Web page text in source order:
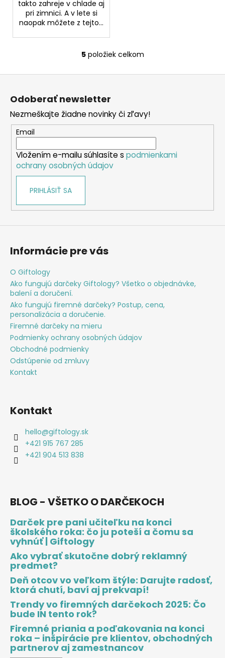
takto zahreje v chlade aj
pri zimnici. A v lete si
naopak môžete z tejto...
O
v
a
c
i
e
p
r
v
ý
5položiek celkom
Z
Odoberať newsletter
Nezmeškajte žiadne novinky či zľavy!
Email
Vložením e-mailu súhlasíte s podmienkami
ochrany osobných údajov
PRIHLÁSIŤ SA
Informácie pre vás
O Giftology
Ako fungujú darčeky Giftology? Všetko o objednávke,
balení a doručení.
Ako fungujú firemné darčeky? Postup, cena,
personalizácia a doručenie.
Firemné darčeky na mieru
Podmienky ochrany osobných údajov
Obchodné podmienky
Odstúpenie od zmluvy
Kontakt
Kontakt
hello@giftology.sk
+421 915 767 285
+421 904 513 838
BLOG - VŠETKO O DARČEKOCH
Darček pre pani učiteľku na konci
školského roka: čo ju poteší a čomu sa
vyhnúť | Giftology
Ako vybrať skutočne dobrý reklamný
predmet?
Deň otcov vo veľkom štýle: Darujte radosť,
ktorá chutí, baví aj prekvapí!
Trendy vo firemných darčekoch 2025: Čo
bude IN tento rok?
Firemné priania a poďakovania na konci
roka – inšpirácie pre klientov, obchodných
partnerov aj zamestnancov